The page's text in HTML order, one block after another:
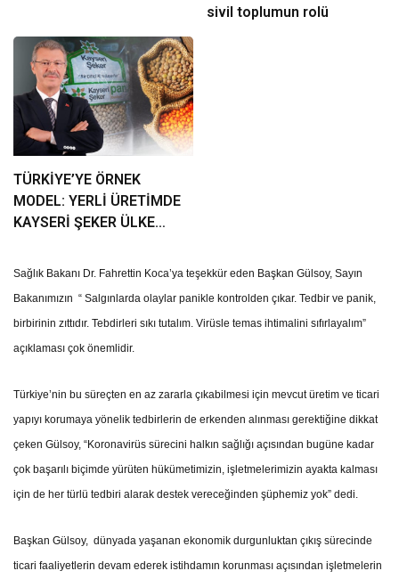
sivil toplumun rolü
TÜRKİYE’YE ÖRNEK
MODEL: YERLİ ÜRETİMDE
KAYSERİ ŞEKER ÜLKE
Sağlık Bakanı Dr. Fahrettin Koca’ya teşekkür eden Başkan Gülsoy, Sayın
Bakanımızın “ Salgınlarda olaylar panikle kontrolden çıkar. Tedbir ve panik,
birbirinin zıttıdır. Tebdirleri sıkı tutalım. Virüsle temas ihtimalini sıfırlayalım”
açıklaması çok önemlidir.
Türkiye’nin bu süreçten en az zararla çıkabilmesi için mevcut üretim ve ticari
yapıyı korumaya yönelik tedbirlerin de erkenden alınması gerektiğine dikkat
çeken Gülsoy, “Koronavirüs sürecini halkın sağlığı açısından bugüne kadar
çok başarılı biçimde yürüten hükümetimizin, işletmelerimizin ayakta kalması
için de her türlü tedbiri alarak destek vereceğinden şüphemiz yok” dedi.
Başkan Gülsoy, dünyada yaşanan ekonomik durgunluktan çıkış sürecinde
ticari faaliyetlerin devam ederek istihdamın korunması açısından işletmelerin